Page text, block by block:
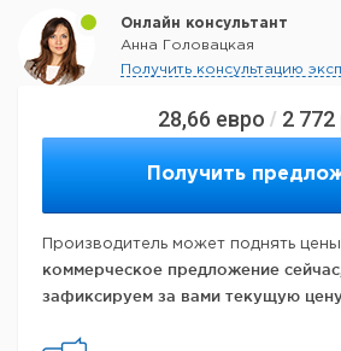
28,66 евро / 2 772
Получить
Производитель может поднять
коммерческое предложение
зафиксируем за вами текущую
Онлайн консультант
Анна Головацкая
Получить консультацию